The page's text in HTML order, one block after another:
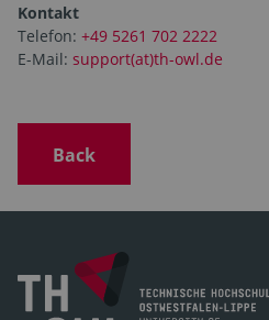
Kontakt
Telefon: +49 5261 702 2222
E-Mail: support(at)th-owl.de
Back